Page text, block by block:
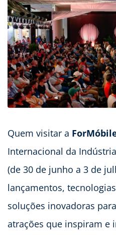
Quem visitar a
Internacional da
(de 30 de junho a 3 de
lançamentos,
soluções inovadoras
atrações que inspiram e